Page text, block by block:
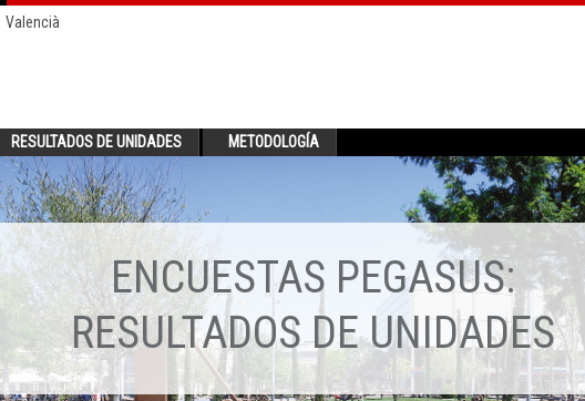
Valencià
RESULTADOS DE UNIDADES METODOLOGÍA
ENCUESTAS PEGASUS:
RESULTADOS DE UNIDADES